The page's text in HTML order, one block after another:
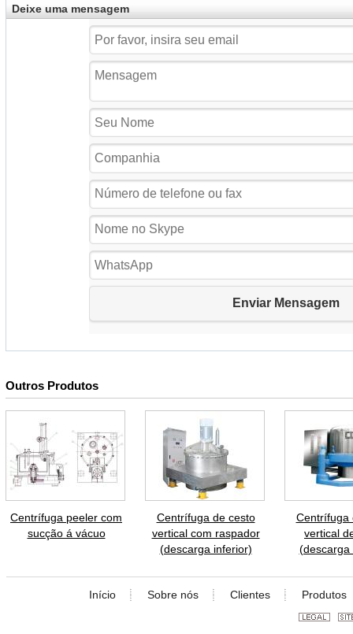
Deixe uma mensagem
Outros Produtos
Centrífuga peeler com
sucção á vácuo
Centrífuga de cesto
vertical com raspador
(descarga inferior)
Centrífuga
vertical
(descarga
Início Sobre nós Clientes Produtos